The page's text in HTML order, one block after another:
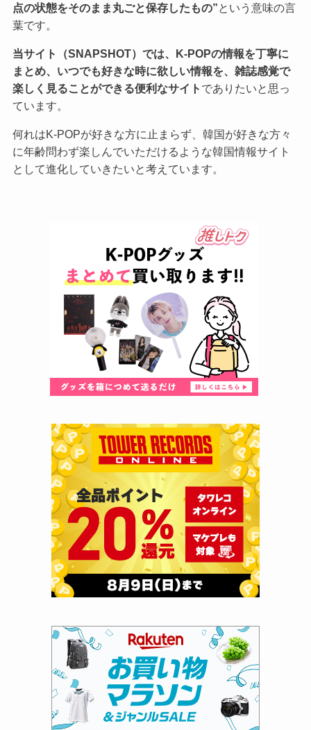
点の状態をそのまま丸ごと保存したもの” という意味の言
葉です。
当サイト（SNAPSHOT）では、K-POPの情報を丁寧に
まとめ、いつでも好きな時に欲しい情報を、雑誌感覚で
楽しく見ることができる便利なサイト でありたいと思っ
ています。
何れはK-POPが好きな方に止まらず、韓国が好きな方々
に年齢問わず楽しんでいただけるような韓国情報サイト
として進化していきたいと考えています。